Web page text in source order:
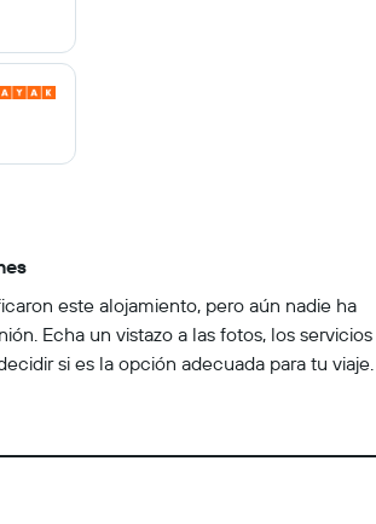
este alojamiento, pero aún nadie ha
Echa un vistazo a las fotos, los servicios
si es la opción adecuada para tu viaje.